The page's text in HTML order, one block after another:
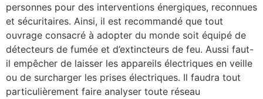
personnes pour des interventions énergiques, reconnues
et sécuritaires. Ainsi, il est recommandé que tout
ouvrage consacré à adopter du monde soit équipé de
détecteurs de fumée et d’extincteurs de feu. Aussi faut-
il empêcher de laisser les appareils électriques en veille
ou de surcharger les prises électriques. Il faudra tout
particulièrement faire analyser toute réseau